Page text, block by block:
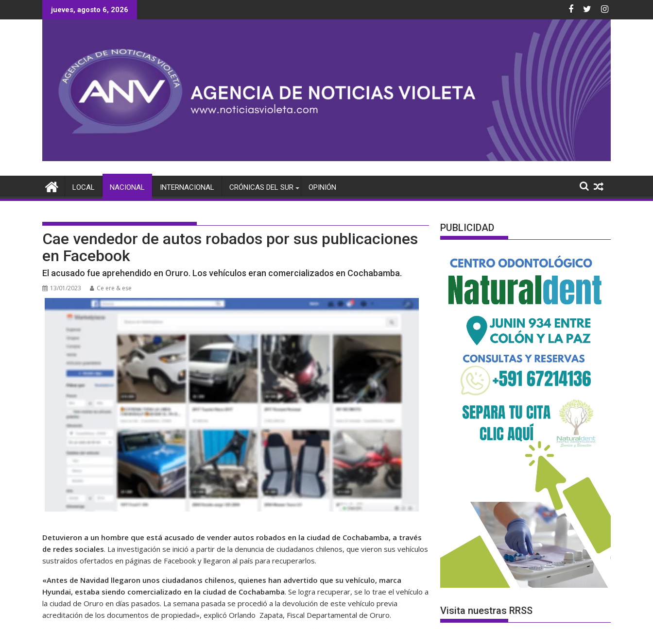
al
jueves, agosto 6, 2026
LOCAL NACIONAL INTERNACIONAL CRÓNICAS DEL SUR OPINIÓN
Cae vendedor de autos robados por sus publicaciones
en Facebook
El acusado fue aprehendido en Oruro. Los vehículos eran comercializados en Cochabamba.
13/01/2023 Ce ere & ese
Detuvieron a un hombre que está acusado de vender autos robados en la ciudad de Cochabamba, a través
de redes sociales. La investigación se inició a partir de la denuncia de ciudadanos chilenos, que vieron sus vehículos
sustraídos ofertados en páginas de Facebook y llegaron al país para recuperarlos.
«Antes de Navidad llegaron unos ciudadanos chilenos, quienes han advertido que su vehículo, marca
Hyundai, estaba siendo comercializado en la ciudad de Cochabamba. Se logra recuperar, se lo trae el vehículo a
la ciudad de Oruro en días pasados. La semana pasada se procedió a la devolución de este vehículo previa
acreditación de los documentos de propiedad», explicó Orlando Zapata, Fiscal Departamental de Oruro.
PUBLICIDAD
Visita nuestras RRSS